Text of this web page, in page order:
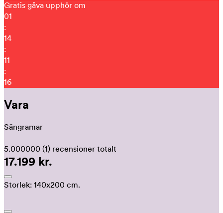
Gratis gåva upphör om
01
:
14
:
11
:
02
Vara
Sängramar
5.000000 (1) recensioner totalt
17.199 kr.
Storlek: 140x200 cm.